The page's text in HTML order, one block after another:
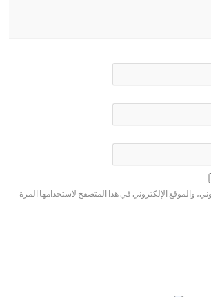
والموقع الإلكتروني في هذا المتصفح لاستخدامها المرة